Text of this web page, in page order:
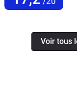
Voir tous